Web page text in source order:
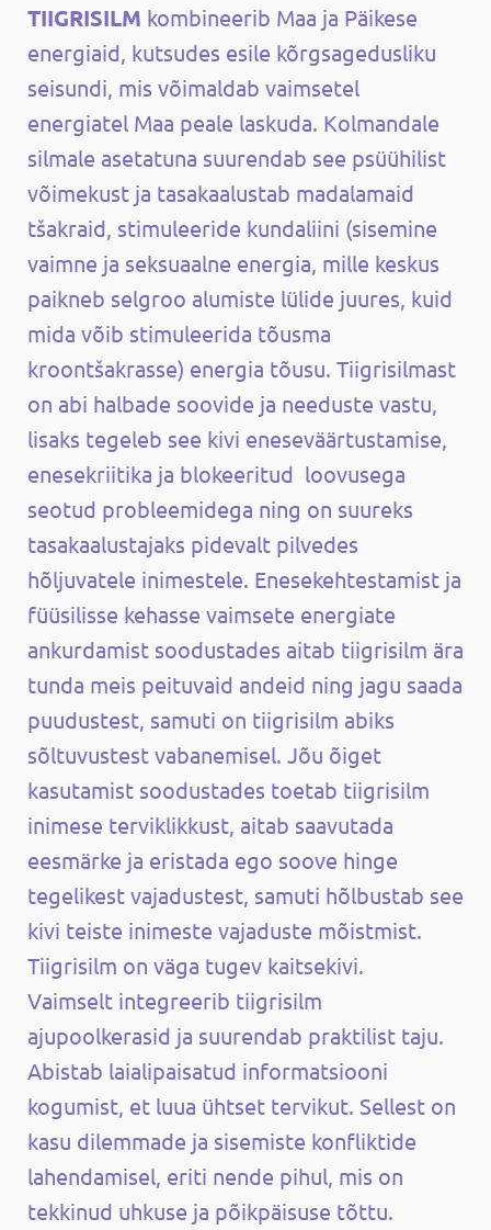
TIIGRISILM kombineerib Maa ja Päikese
energiaid, kutsudes esile kõrgsagedusliku
seisundi, mis võimaldab vaimsetel
energiatel Maa peale laskuda. Kolmandale
silmale asetatuna suurendab see psüühilist
võimekust ja tasakaalustab madalamaid
tšakraid, stimuleeride kundaliini (sisemine
vaimne ja seksuaalne energia, mille keskus
paikneb selgroo alumiste lülide juures, kuid
mida võib stimuleerida tõusma
kroontšakrasse) energia tõusu. Tiigrisilmast
on abi halbade soovide ja needuste vastu,
lisaks tegeleb see kivi eneseväärtustamise,
enesekriitika ja blokeeritud loovusega
seotud probleemidega ning on suureks
tasakaalustajaks pidevalt pilvedes
hõljuvatele inimestele. Enesekehtestamist ja
füüsilisse kehasse vaimsete energiate
ankurdamist soodustades aitab tiigrisilm ära
tunda meis peituvaid andeid ning jagu saada
puudustest, samuti on tiigrisilm abiks
sõltuvustest vabanemisel. Jõu õiget
kasutamist soodustades toetab tiigrisilm
inimese terviklikkust, aitab saavutada
eesmärke ja eristada ego soove hinge
tegelikest vajadustest, samuti hõlbustab see
kivi teiste inimeste vajaduste mõistmist.
Tiigrisilm on väga tugev kaitsekivi.
Vaimselt integreerib tiigrisilm
ajupoolkerasid ja suurendab praktilist taju.
Abistab laialipaisatud informatsiooni
kogumist, et luua ühtset tervikut. Sellest on
kasu dilemmade ja sisemiste konfliktide
lahendamisel, eriti nende pihul, mis on
tekkinud uhkuse ja põikpäisuse tõttu.